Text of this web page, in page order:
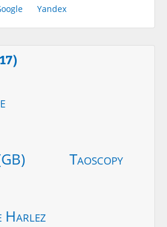
Yandex
Taoscopy
Harlez